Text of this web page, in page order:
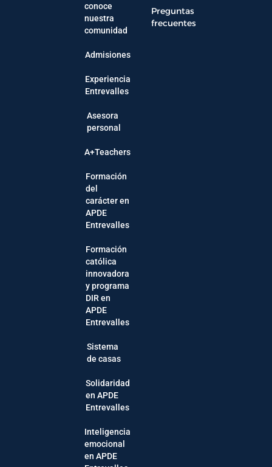
conoce
nuestra
comunidad
Admisiones
Experiencia
Entrevalles
Asesora
personal
A+Teachers
Formación
del
carácter en
APDE
Entrevalles
Formación
católica
innovadora
y programa
DIR en
APDE
Entrevalles
Sistema
de casas
Solidaridad
en APDE
Entrevalles
Inteligencia
emocional
en APDE
Preguntas
frecuentes